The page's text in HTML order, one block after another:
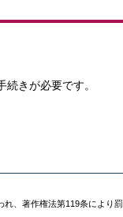
きが必要です。
れ、著作権法第119条により罰